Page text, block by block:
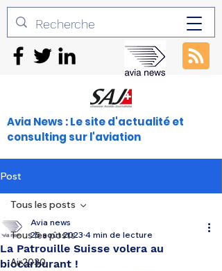
Avia News : Le site d'actualité et
consulting sur l'aviation
Post
Tous les posts
Air2030
Tous les posts
La Patrouille Suisse volera au
biocarburant !
Avia news
25 août 2023 4 min de lecture